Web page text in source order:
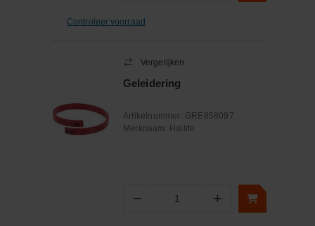
Controleer voorraad
Vergelijken
Geleidering
Artikelnummer: GRE858097
Merknaam: Hallite
− Aantal +